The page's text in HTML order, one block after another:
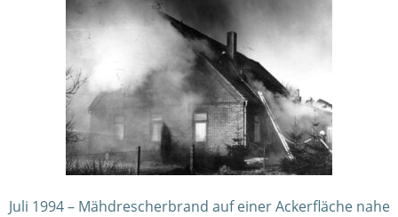
Juli 1994 – Mähdrescherbrand auf einer Ackerfläche nahe